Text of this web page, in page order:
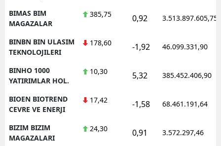
BIMAS BIM
MAGAZALAR
385,75 0,92 3.513.897.605,75
BINBN BIN ULASIM
TEKNOLOJILERI
178,60 -1,92 46.099.331,90
BINHO 1000
YATIRIMLAR HOL.
10,30 5,32 385.452.406,90
BIOEN BIOTREND
CEVRE VE ENERJI
17,42 -1,58 68.461.191,64
BIZIM BIZIM
MAGAZALARI
24,30 0,91 3.572.297,46